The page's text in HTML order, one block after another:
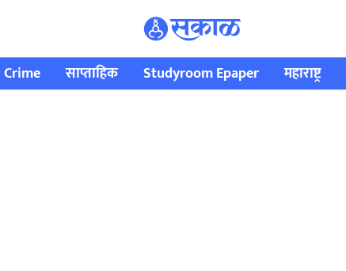
Crime साप्ताहिक Studyroom Epaper महाराष्ट्र